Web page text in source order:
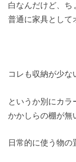
白なんだけど、ち
普通に家具として
コレも収納が少な
というか別にカ
かかしらの棚が無
日常的に使う物の